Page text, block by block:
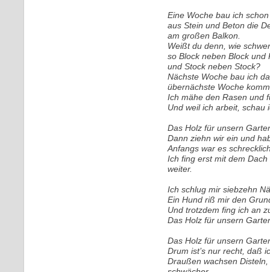
Eine Woche bau ich schon
aus Stein und Beton die
am großen Balkon.
Weißt du denn, wie
so Block neben Block und
und Stock neben Stock?
Nächste Woche bau ich
übernächste Woche
Ich mähe den Rasen und
Und weil ich arbeit, schau
Das Holz für unsern
Dann ziehn wir ein und
Anfangs war es
Ich fing erst mit dem
weiter.
Ich schlug mir siebzehn
Ein Hund riß mir den
Und trotzdem fing ich an
Das Holz für unsern
Das Holz für unsern
Drum ist’s nur recht, daß
Draußen wachsen